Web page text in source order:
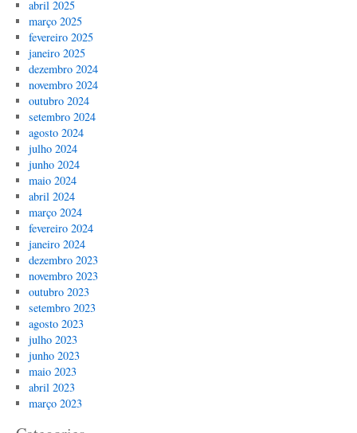
abril 2025
março 2025
fevereiro 2025
janeiro 2025
dezembro 2024
novembro 2024
outubro 2024
setembro 2024
agosto 2024
julho 2024
junho 2024
maio 2024
abril 2024
março 2024
fevereiro 2024
janeiro 2024
dezembro 2023
novembro 2023
outubro 2023
setembro 2023
agosto 2023
julho 2023
junho 2023
maio 2023
abril 2023
março 2023